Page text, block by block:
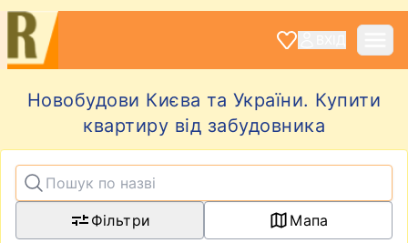
Новобудови Києва та України. Купити
квартиру від забудовника
Фільтри Мапа